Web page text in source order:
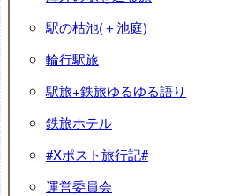
駅の枯池(＋池庭)
輪行駅旅
駅旅+鉄旅ゆるゆる語り
鉄旅ホテル
#Xポスト旅行記#
運営委員会